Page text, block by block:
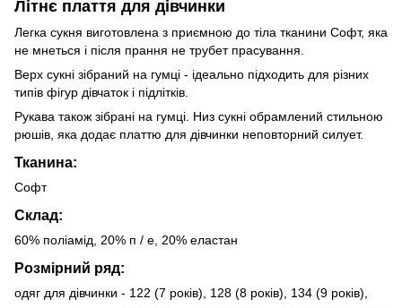
Літнє плаття для дівчинки
Легка сукня виготовлена ​​з приємною до тіла тканини Софт, яка
не мнеться і після прання не трубет прасування.
Верх сукні зібраний на гумці - ідеально підходить для різних
типів фігур дівчаток і підлітків.
Рукава також зібрані на гумці. Низ сукні обрамлений стильною
рюшів, яка додає платтю для дівчинки неповторний силует.
Тканина:
Софт
Склад:
60% поліамід, 20% п / е, 20% еластан
Розмірний ряд:
одяг для дівчинки - 122 (7 років), 128 (8 років), 134 (9 років),